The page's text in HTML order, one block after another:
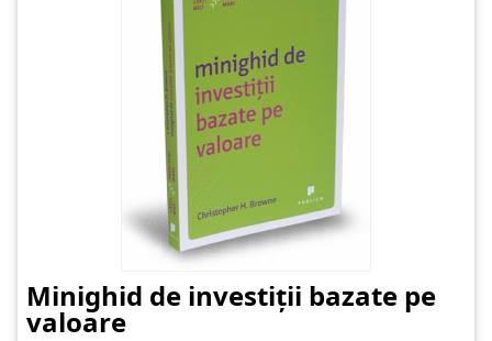
Minighid de investiții bazate pe
valoare